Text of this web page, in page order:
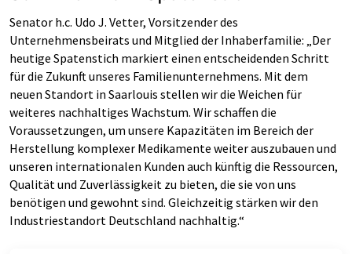
Senator h.c. Udo J. Vetter, Vorsitzender des
Unternehmensbeirats und Mitglied der Inhaberfamilie: „Der
heutige Spatenstich markiert einen entscheidenden Schritt
für die Zukunft unseres Familienunternehmens. Mit dem
neuen Standort in Saarlouis stellen wir die Weichen für
weiteres nachhaltiges Wachstum. Wir schaffen die
Voraussetzungen, um unsere Kapazitäten im Bereich der
Herstellung komplexer Medikamente weiter auszubauen und
unseren internationalen Kunden auch künftig die Ressourcen,
Qualität und Zuverlässigkeit zu bieten, die sie von uns
benötigen und gewohnt sind. Gleichzeitig stärken wir den
Industriestandort Deutschland nachhaltig.“